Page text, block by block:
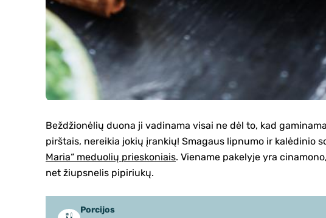
Beždžionėlių duona ji vadinama visai ne dėl to, kad
pirštais, nereikia jokių įrankių! Smagaus lipnumo ir kalėdinio
Maria“ meduolių prieskoniais. Viename pakelyje yra
net žiupsnelis pipiriukų.
Porcijos